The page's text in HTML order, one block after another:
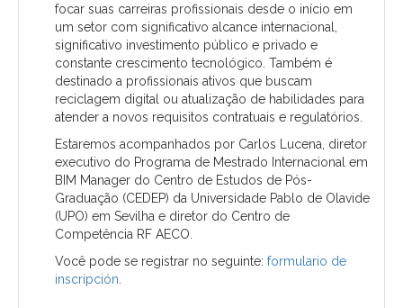
focar suas carreiras profissionais desde o início em
um setor com significativo alcance internacional,
significativo investimento público e privado e
constante crescimento tecnológico. Também é
destinado a profissionais ativos que buscam
reciclagem digital ou atualização de habilidades para
atender a novos requisitos contratuais e regulatórios.
Estaremos acompanhados por Carlos Lucena, diretor
executivo do Programa de Mestrado Internacional em
BIM Manager do Centro de Estudos de Pós-
Graduação (CEDEP) da Universidade Pablo de Olavide
(UPO) em Sevilha e diretor do Centro de
Competência RF AECO.
Você pode se registrar no seguinte: formulario de
inscripción